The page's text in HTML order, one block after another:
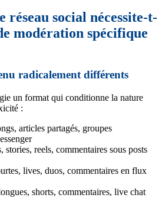
réseau social nécessite-t-
modération spécifique
radicalement différents
un format qui conditionne la nature
:
articles partagés, groupes
stories, reels, commentaires sous posts
lives, duos, commentaires en flux
shorts, commentaires, live chat